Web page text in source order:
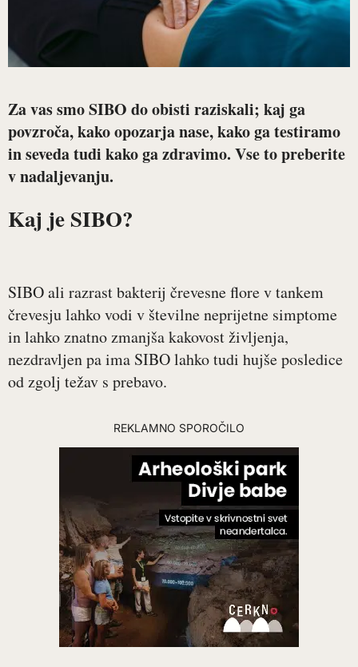
Za vas smo SIBO do obisti raziskali; kaj ga
povzroča, kako opozarja nase, kako ga testiramo
in seveda tudi kako ga zdravimo. Vse to preberite
v nadaljevanju.
Kaj je SIBO?
SIBO ali razrast bakterij črevesne flore v tankem
črevesju lahko vodi v številne neprijetne simptome
in lahko znatno zmanjša kakovost življenja,
nezdravljen pa ima SIBO lahko tudi hujše posledice
od zgolj težav s prebavo.
REKLAMNO SPOROČILO